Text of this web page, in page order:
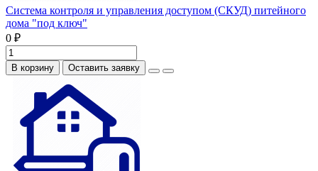
Система контроля и управления доступом (СКУД) питейного
дома "под ключ"
0 ₽
В корзину Оставить заявку